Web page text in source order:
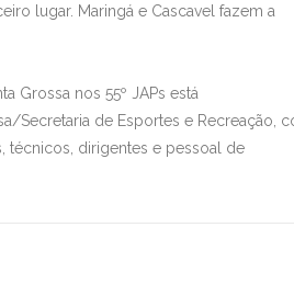
lugar. Maringá e Cascavel fazem a
Grossa nos 55º JAPs está
Secretaria de Esportes e Recreação,
técnicos, dirigentes e pessoal de